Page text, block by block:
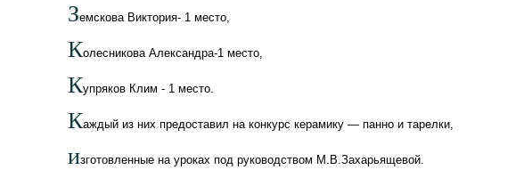
Земскова Виктория- 1 место,
Колесникова Александра-1 место,
Купряков Клим - 1 место.
Каждый из них предоставил на конкурс керамику — панно и тарелки,
изготовленные на уроках под руководством М.В.Захарьящевой.